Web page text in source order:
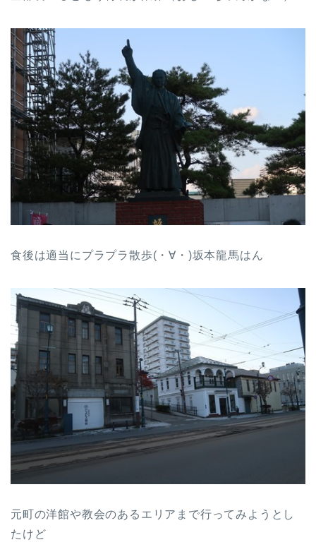
食後は適当にプラプラ散歩(・∀・)坂本龍馬はん
元町の洋館や教会のあるエリアまで行ってみようとし
たけど